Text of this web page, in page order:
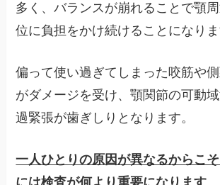
多く、バランスが崩れることで顎
位に負担をかけ続けることになりま
偏って使い過ぎてしまった咬筋や
がダメージを受け、顎関節の可動
過緊張が歯ぎしりとなります。
一人ひとりの原因が異なるからこ